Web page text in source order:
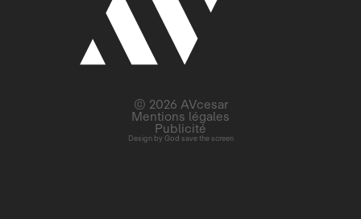
Design by God save the screen
© 2026 AVcesar
Mentions légales
Publicité